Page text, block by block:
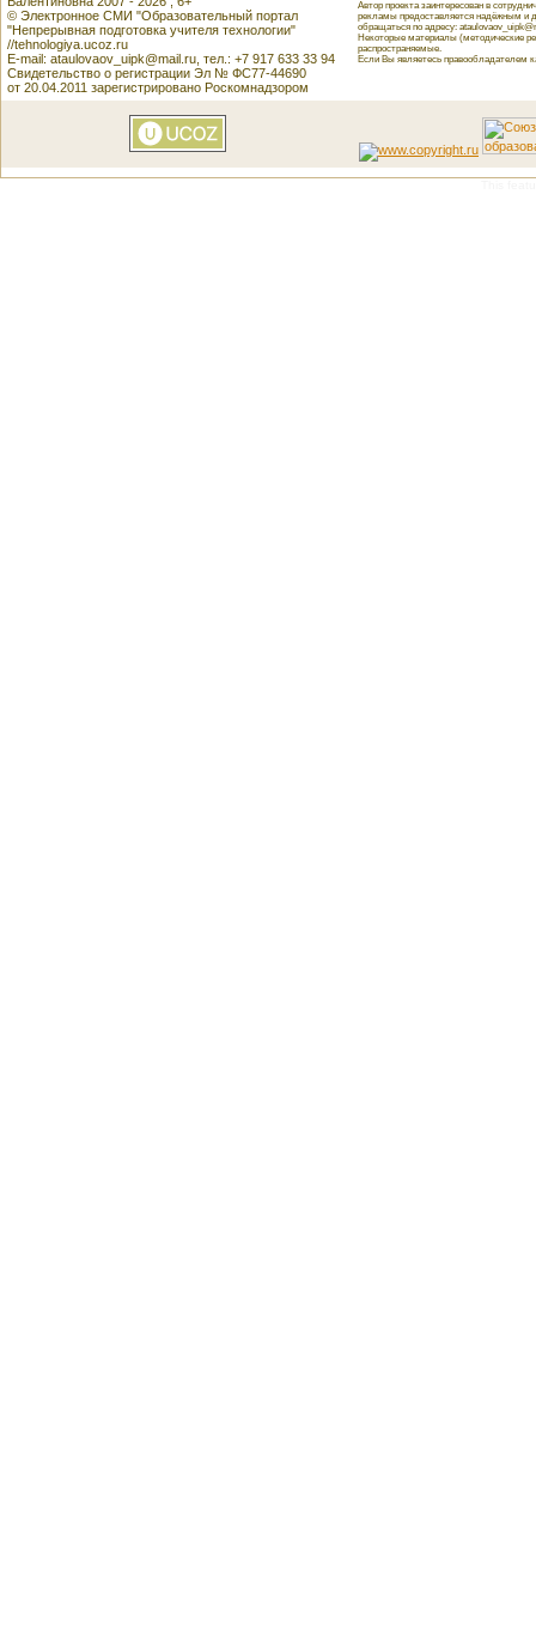
© Электронное СМИ "Образовательный портал
"Непрерывная подготовка учителя технологии"
//tehnologiya.ucoz.ru
E-mail: ataulovaov_uipk@mail.ru, тел.: +7 917 633 33 94
Свидетельство о регистрации Эл № ФС77-44690
от 20.04.2011 зарегистрировано Роскомнадзором
Автор проекта заинтересован в
рекламы предоставляется надёжным и
обращаться по адресу:
Некоторые материалы (методические
распространяемые.
Если Вы являетесь правообладателем